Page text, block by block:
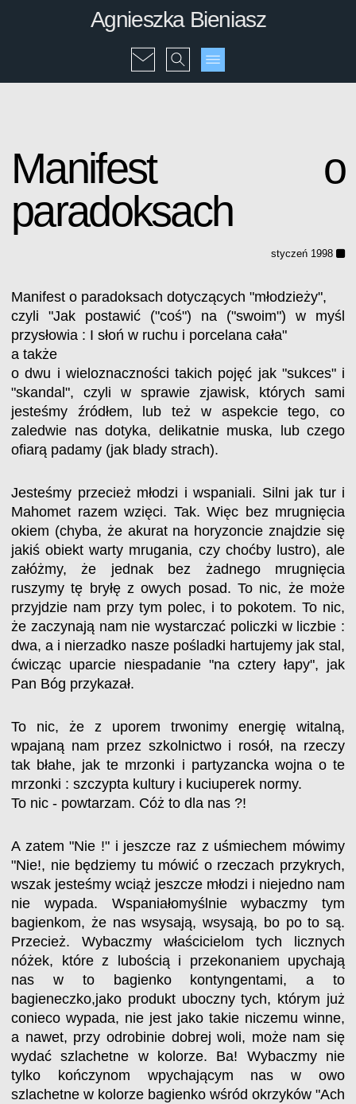
Agnieszka Bieniasz
Manifest o
paradoksach
styczeń 1998
Manifest o paradoksach dotyczących "młodzieży",
czyli "Jak postawić ("coś") na ("swoim") w myśl
przysłowia : I słoń w ruchu i porcelana cała"
a także
o dwu i wieloznaczności takich pojęć jak "sukces" i
"skandal", czyli w sprawie zjawisk, których sami
jesteśmy źródłem, lub też w aspekcie tego, co
zaledwie nas dotyka, delikatnie muska, lub czego
ofiarą padamy (jak blady strach).
Jesteśmy przecież młodzi i wspaniali. Silni jak tur i
Mahomet razem wzięci. Tak. Więc bez mrugnięcia
okiem (chyba, że akurat na horyzoncie znajdzie się
jakiś obiekt warty mrugania, czy choćby lustro), ale
załóżmy, że jednak bez żadnego mrugnięcia
ruszymy tę bryłę z owych posad. To nic, że może
przyjdzie nam przy tym polec, i to pokotem. To nic,
że zaczynają nam nie wystarczać policzki w liczbie :
dwa, a i nierzadko nasze pośladki hartujemy jak stal,
ćwicząc uparcie niespadanie "na cztery łapy", jak
Pan Bóg przykazał.
To nic, że z uporem trwonimy energię witalną,
wpajaną nam przez szkolnictwo i rosół, na rzeczy
tak błahe, jak te mrzonki i partyzancka wojna o te
mrzonki : szczypta kultury i kuciuperek normy.
To nic - powtarzam. Cóż to dla nas ?!
A zatem "Nie !" i jeszcze raz z uśmiechem mówimy
"Nie!, nie będziemy tu mówić o rzeczach przykrych,
wszak jesteśmy wciąż jeszcze młodzi i niejedno nam
nie wypada. Wspaniałomyślnie wybaczmy tym
bagienkom, że nas wsysają, wsysają, bo po to są.
Przecież. Wybaczmy właścicielom tych licznych
nóżek, które z lubością i przekonaniem upychają
nas w to bagienko kontyngentami, a to
bagieneczko,jako produkt uboczny tych, którym już
conieco wypada, nie jest jako takie niczemu winne,
a nawet, przy odrobinie dobrej woli, może nam się
wydać szlachetne w kolorze. Ba! Wybaczmy nie
tylko kończynom wpychającym nas w owo
szlachetne w kolorze bagienko wśród okrzyków "Ach